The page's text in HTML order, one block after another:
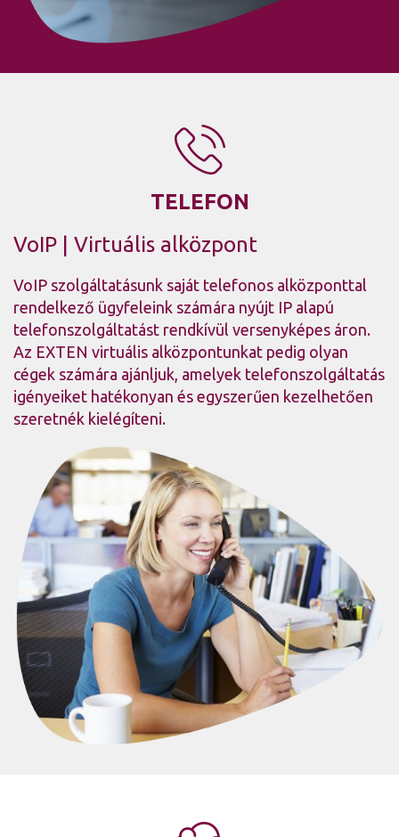
TELEFON
VoIP | Virtuális alközpont
VoIP szolgáltatásunk saját telefonos alközponttal
rendelkező ügyfeleink számára nyújt IP alapú
telefonszolgáltatást rendkívül versenyképes áron.
Az EXTEN virtuális alközpontunkat pedig olyan
cégek számára ajánljuk, amelyek telefonszolgáltatás
igényeiket hatékonyan és egyszerűen kezelhetően
szeretnék kielégíteni.